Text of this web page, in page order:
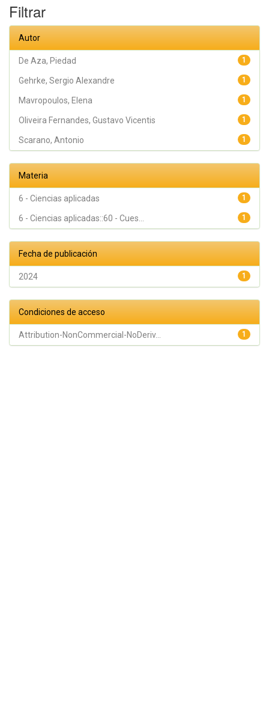
Filtrar
Autor
1
De Aza, Piedad
1
Gehrke, Sergio Alexandre
1
Mavropoulos, Elena
1
Oliveira Fernandes, Gustavo Vicentis
1
Scarano, Antonio
Materia
1
6 - Ciencias aplicadas
1
6 - Ciencias aplicadas::60 - Cues...
Fecha de publicación
1
2024
Condiciones de acceso
1
Attribution-NonCommercial-NoDeriv...